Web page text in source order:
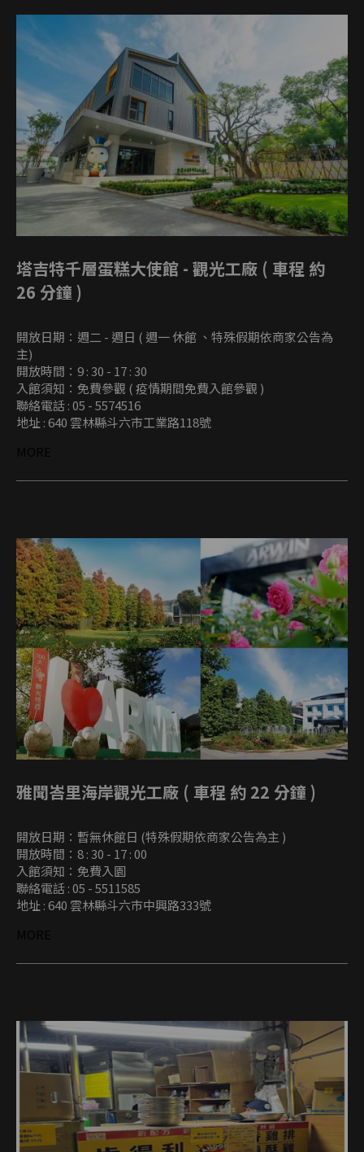
塔吉特千層蛋糕大使館 - 觀光工廠 ( 車程 約
26 分鐘 )
開放日期：週二 - 週日 ( 週一 休館 、特殊假期依商家公告為
主)
開放時間：9 : 30 - 17 : 30
入館須知：免費參觀 ( 疫情期間免費入館參觀 )
聯絡電話 : 05 - 5574516
地址 : 640 雲林縣斗六市工業路118號
雅聞峇里海岸觀光工廠 ( 車程 約 22 分鐘 )
開放日期：暫無休館日 (特殊假期依商家公告為主 )
開放時間：8 : 30 - 17 : 00
入館須知：免費入園
聯絡電話 : 05 - 5511585
地址 : 640 雲林縣斗六市中興路333號